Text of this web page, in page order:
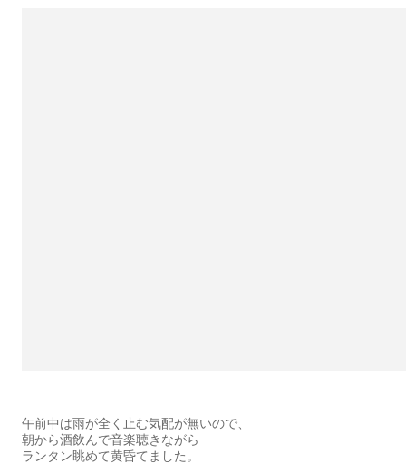
午前中は雨が全く止む気配が無いので、
朝から酒飲んで音楽聴きながら
ランタン眺めて黄昏てました。